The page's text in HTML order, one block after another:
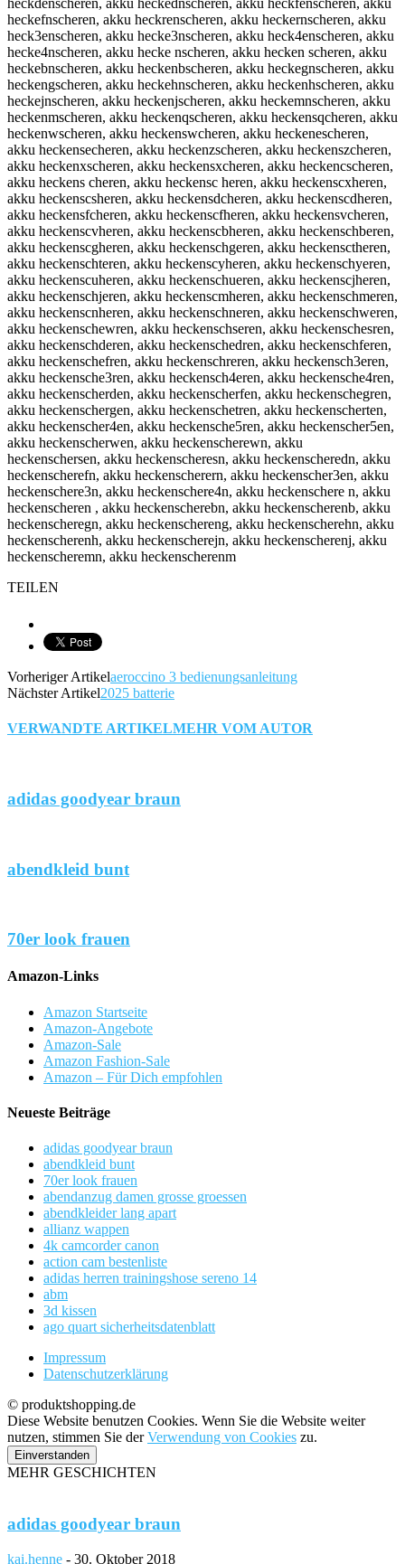
heckdenscheren, akku heckednscheren, akku heckfenscheren, akku
heckefnscheren, akku heckrenscheren, akku heckernscheren, akku
heck3enscheren, akku hecke3nscheren, akku heck4enscheren, akku
hecke4nscheren, akku hecke nscheren, akku hecken scheren, akku
heckebnscheren, akku heckenbscheren, akku heckegnscheren, akku
heckengscheren, akku heckehnscheren, akku heckenhscheren, akku
heckejnscheren, akku heckenjscheren, akku heckemnscheren, akku
heckenmscheren, akku heckenqscheren, akku heckensqcheren, akku
heckenwscheren, akku heckenswcheren, akku heckenescheren,
akku heckensecheren, akku heckenzscheren, akku heckenszcheren,
akku heckenxscheren, akku heckensxcheren, akku heckencscheren,
akku heckens cheren, akku heckensc heren, akku heckenscxheren,
akku heckenscsheren, akku heckensdcheren, akku heckenscdheren,
akku heckensfcheren, akku heckenscfheren, akku heckensvcheren,
akku heckenscvheren, akku heckenscbheren, akku heckenschberen,
akku heckenscgheren, akku heckenschgeren, akku heckensctheren,
akku heckenschteren, akku heckenscyheren, akku heckenschyeren,
akku heckenscuheren, akku heckenschueren, akku heckenscjheren,
akku heckenschjeren, akku heckenscmheren, akku heckenschmeren,
akku heckenscnheren, akku heckenschneren, akku heckenschweren,
akku heckenschewren, akku heckenschseren, akku heckenschesren,
akku heckenschderen, akku heckenschedren, akku heckenschferen,
akku heckenschefren, akku heckenschreren, akku heckensch3eren,
akku heckensche3ren, akku heckensch4eren, akku heckensche4ren,
akku heckenscherden, akku heckenscherfen, akku heckenschegren,
akku heckenschergen, akku heckenschetren, akku heckenscherten,
akku heckenscher4en, akku heckensche5ren, akku heckenscher5en,
akku heckenscherwen, akku heckenscherewn, akku
heckenschersen, akku heckenscheresn, akku heckenscheredn, akku
heckenscherefn, akku heckenscherern, akku heckenscher3en, akku
heckenschere3n, akku heckenschere4n, akku heckenschere n, akku
heckenscheren , akku heckenscherebn, akku heckenscherenb, akku
heckenscheregn, akku heckenschereng, akku heckenscherehn, akku
heckenscherenh, akku heckenscherejn, akku heckenscherenj, akku
heckenscheremn, akku heckenscherenm
TEILEN
Vorheriger Artikelaeroccino 3 bedienungsanleitung
Nächster Artikel2025 batterie
VERWANDTE ARTIKELMEHR VOM AUTOR
adidas goodyear braun
abendkleid bunt
70er look frauen
Amazon-Links
Amazon Startseite
Amazon-Angebote
Amazon-Sale
Amazon Fashion-Sale
Amazon – Für Dich empfohlen
Neueste Beiträge
adidas goodyear braun
abendkleid bunt
70er look frauen
abendanzug damen grosse groessen
abendkleider lang apart
allianz wappen
4k camcorder canon
action cam bestenliste
adidas herren trainingshose sereno 14
abm
3d kissen
ago quart sicherheitsdatenblatt
Impressum
Datenschutzerklärung
© produktshopping.de
Diese Website benutzen Cookies. Wenn Sie die Website weiter
nutzen, stimmen Sie derVerwendung von Cookies zu.
Einverstanden
MEHR GESCHICHTEN
adidas goodyear braun
kai.henne - 30. Oktober 2018